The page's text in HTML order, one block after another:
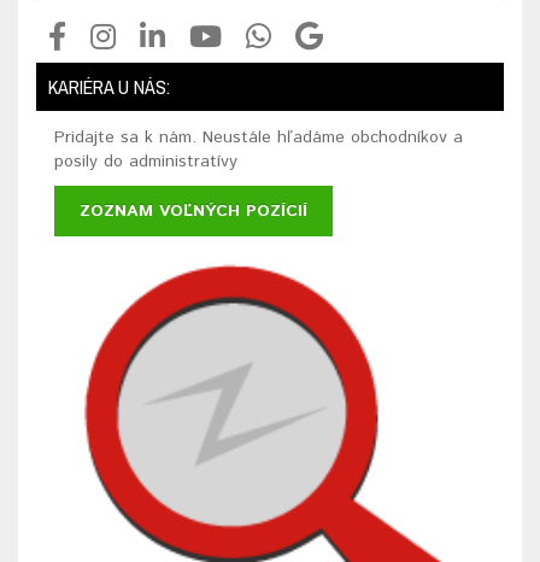
KARIÉRA U NÁS:
Pridajte sa k nám. Neustále hľadáme obchodníkov a
posily do administratívy
ZOZNAM VOĽNÝCH POZÍCIÍ